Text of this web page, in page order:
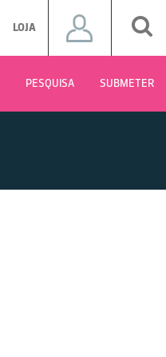
LOJA
PESQUISA SUBMETER